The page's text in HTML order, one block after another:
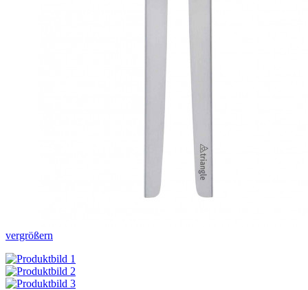
vergrößern